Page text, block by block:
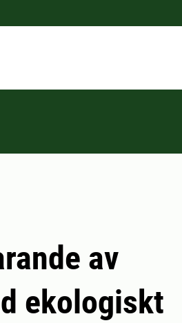
av
ekologiskt